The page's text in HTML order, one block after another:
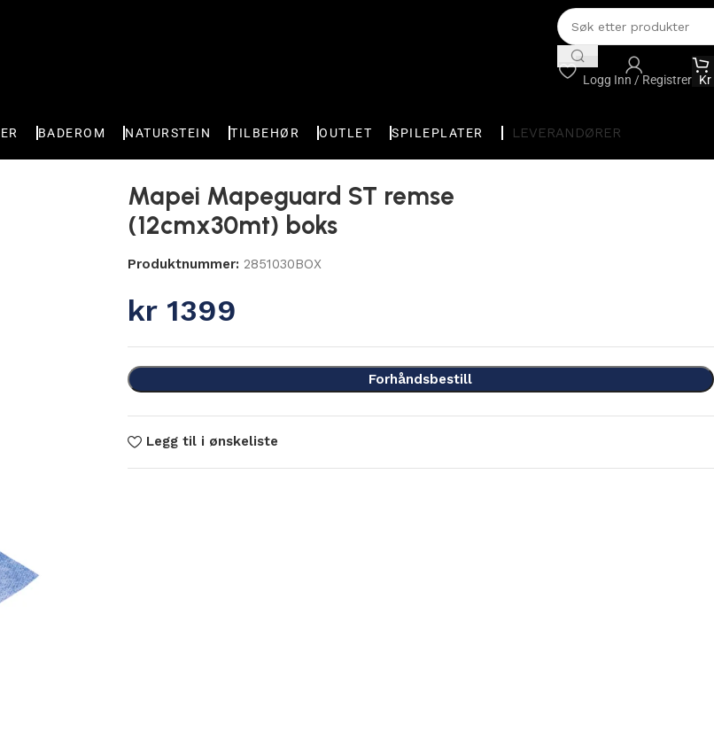
Logg Inn / Registrer Kr
BADEROM NATURSTEIN TILBEHØR OUTLET SPILEPLATER
LEVERANDØRER
Mapei Mapeguard ST remse
(12cmx30mt) boks
Produktnummer: 2851030BOX
kr1399
Forhåndsbestill
Legg til i ønskeliste